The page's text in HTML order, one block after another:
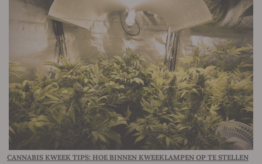
CANNABIS KWEEK TIPS: HOE BINNEN KWEEKLAMPEN OP TE STELLEN